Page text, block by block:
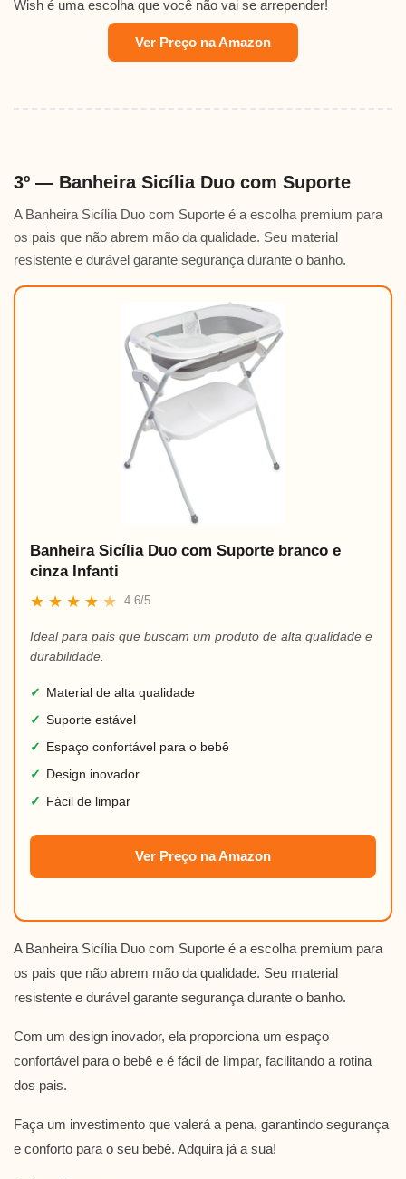
Wish é uma escolha que você não vai se arrepender!
Ver Preço na Amazon
3º — Banheira Sicília Duo com Suporte
A Banheira Sicília Duo com Suporte é a escolha premium para
os pais que não abrem mão da qualidade. Seu material
resistente e durável garante segurança durante o banho.
Banheira Sicília Duo com Suporte branco e
cinza Infanti
★ ★ ★ ★ ★ 4.6/5
Ideal para pais que buscam um produto de alta qualidade e
durabilidade.
✓
Material de alta qualidade
✓ Suporte estável
✓
Espaço confortável para o bebê
✓
Design inovador
✓
Fácil de limpar
Ver Preço na Amazon
A Banheira Sicília Duo com Suporte é a escolha premium para
os pais que não abrem mão da qualidade. Seu material
resistente e durável garante segurança durante o banho.
Com um design inovador, ela proporciona um espaço
confortável para o bebê e é fácil de limpar, facilitando a rotina
dos pais.
Faça um investimento que valerá a pena, garantindo segurança
e conforto para o seu bebê. Adquira já a sua!